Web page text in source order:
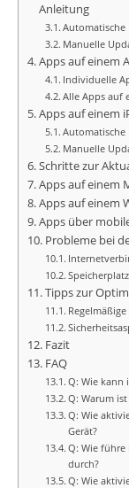
Anleitung
Automatische
Manuelle
Apps auf einem
Individuelle
Alle Apps auf
Apps auf einem
Automatische
Manuelle
Schritte zur
Apps auf einem
Apps auf einem
Apps über
Probleme bei
Tipps zur
Fazit
FAQ
Q: Wie kann
Q: Warum
Q: Wie
Gerät?
Q: Wie
durch?
Q: Wie